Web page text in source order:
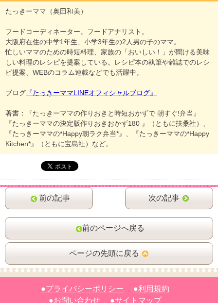
たっきーママ（奥田和美）
フードコーディネーター。フードアナリスト。
大阪府在住の中学1年生、小学3年生の2人男の子のママ。
忙しいママのための時短料理、家族の「おいしい！」が聞ける美味
しい料理のレシピを提案している。レシピ本の執筆や雑誌でのレシ
ピ提案、WEBのコラム連載などでも活躍中。
ブログ 『たっきーママLINEオフィシャルブログ』
著書：『たっきーママの作りおきと時短おかずで 朝すぐ!弁当』
『たっきーママの決定版作りおきおかず180 』（ともに扶桑社）、
『たっきーママの*Happy朝ラク弁当*』、『たっきーママの*Happy
Kitchen*』（ともに宝島社）など。
前の記事 次の記事
前のページへ戻る
ページの先頭に戻る
●プライバシーポリシー
●利用規約
●お問い合わせ
●サイトマップ